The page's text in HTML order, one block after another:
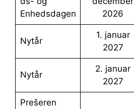
Enhedsdagen
2026
Nytår
1. januar
2027
Nytår
2. januar
2027
Prešeren